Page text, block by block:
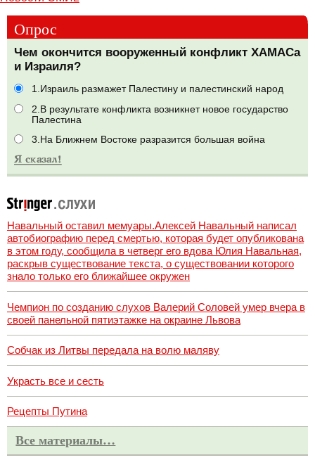
Опрос
Чем окончится вооруженный конфликт ХАМАСа
и Израиля?
1.Израиль размажет Палестину и палестинский народ
2.В результате конфликта возникнет новое государство
Палестина
3.На Ближнем Востоке разразится большая война
Навальный оставил мемуары.Алексей Навальный написал
автобиографию перед смертью, которая будет опубликована
в этом году, сообщила в четверг его вдова Юлия Навальная,
раскрыв существование текста, о существовании которого
знало только его ближайшее окружен
Чемпион по созданию слухов Валерий Соловей умер вчера в
своей панельной пятиэтажке на окраине Львова
Собчак из Литвы передала на волю маляву
Украсть все и сесть
Рецепты Путина
Все материалы…